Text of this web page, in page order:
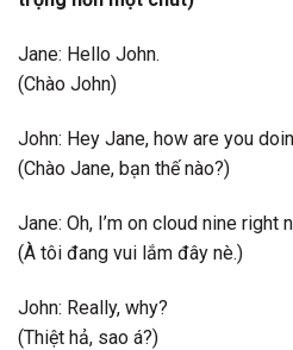
Jane: Hello John.
(Chào John)
John: Hey Jane, how are you
(Chào Jane, bạn thế nào?)
Jane: Oh, I’m on cloud nine right
(À tôi đang vui lắm đây nè.)
John: Really, why?
(Thiệt hả, sao á?)